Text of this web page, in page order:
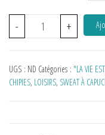
- +
UGS : ND Catégories : "LA VIE
CHIPIES, LOISIRS, SWEAT À